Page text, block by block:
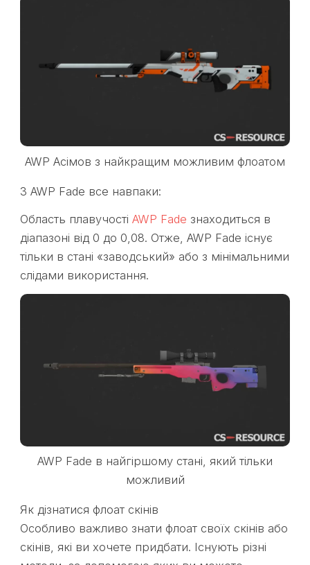
AWP Асімов з найкращим можливим флоатом
З AWP Fade все навпаки:
Область плавучості AWP Fade знаходиться в
діапазоні від 0 до 0,08. Отже, AWP Fade існує
тільки в стані «заводський» або з мінімальними
слідами використання.
AWP Fade в найгіршому стані, який тільки
можливий
Як дізнатися флоат скінів
Особливо важливо знати флоат своїх скінів або
скінів, які ви хочете придбати. Існують різні